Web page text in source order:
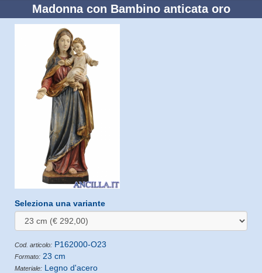
Madonna con Bambino anticata oro
Seleziona una variante
Cod. articolo: P162000-O23
Formato: 23 cm
Materiale: Legno d'acero